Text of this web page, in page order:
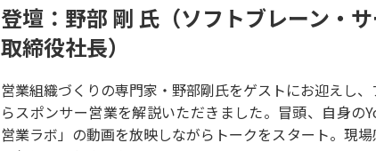
登壇：野部 剛 氏（ソフトブレーン・
取締役社長）
営業組織づくりの専門家・野部剛氏をゲストにお迎えし
らスポンサー営業を解説いただきました。冒頭、自身の
営業ラボ」の動画を放映しながらトークをスタート。現